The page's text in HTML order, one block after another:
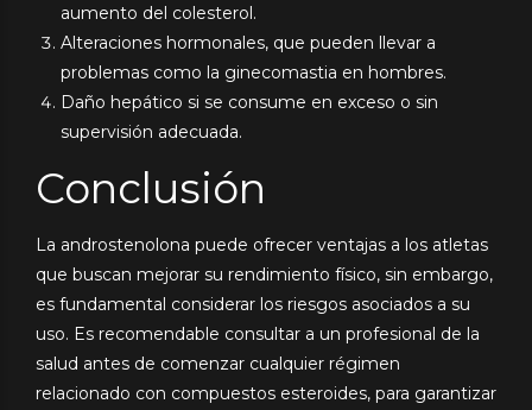
aumento del colesterol.
Alteraciones hormonales, que pueden llevar a
problemas como la ginecomastia en hombres.
Daño hepático si se consume en exceso o sin
supervisión adecuada.
Conclusión
La androstenolona puede ofrecer ventajas a los atletas
que buscan mejorar su rendimiento físico, sin embargo,
es fundamental considerar los riesgos asociados a su
uso. Es recomendable consultar a un profesional de la
salud antes de comenzar cualquier régimen
relacionado con compuestos esteroides, para garantizar